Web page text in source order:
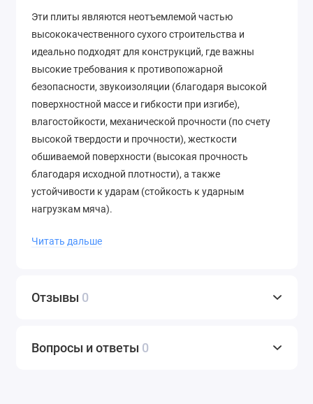
Эти плиты являются неотъемлемой частью
высококачественного сухого строительства и
идеально подходят для конструкций, где важны
высокие требования к противопожарной
безопасности, звукоизоляции (благодаря высокой
поверхностной массе и гибкости при изгибе),
влагостойкости, механической прочности (по счету
высокой твердости и прочности), жесткости
обшиваемой поверхности (высокая прочность
благодаря исходной плотности), а также
устойчивости к ударам (стойкость к ударным
нагрузкам мяча).
Плиты могут использоваться в различных областях,
с высокой проходимостью и большим потоком
людей, таких как холлы и коридоры. Они также
Читать дальше
Отзывы 0
Вопросы и ответы 0